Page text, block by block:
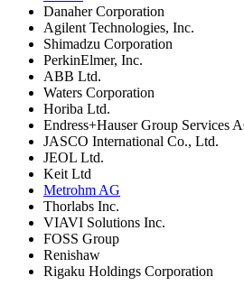
Danaher Corporation
Agilent Technologies, Inc.
Shimadzu Corporation
PerkinElmer, Inc.
ABB Ltd.
Waters Corporation
Horiba Ltd.
Endress+Hauser Group Services
JASCO International Co., Ltd.
JEOL Ltd.
Keit Ltd
Metrohm AG
Thorlabs Inc.
VIAVI Solutions Inc.
FOSS Group
Renishaw
Rigaku Holdings Corporation